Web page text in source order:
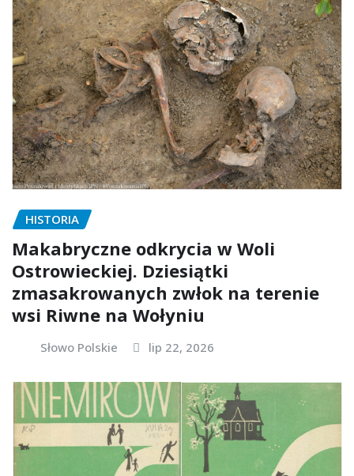
HISTORIA
Makabryczne odkrycia w Woli
Ostrowieckiej. Dziesiątki
zmasakrowanych zwłok na terenie
wsi Riwne na Wołyniu
Słowo Polskie lip 22, 2026